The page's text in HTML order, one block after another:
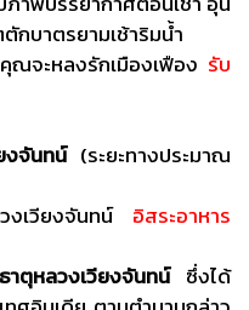
กบาตรยามเช้าริมน้ำ
จะหลงรักเมืองเฟือง รับ
งจันทน์(ระยะทางประมาณ
งเวียงจันทน์
อิสระอาหาร
าตุหลวงเวียงจันทน์ซึ่งได้